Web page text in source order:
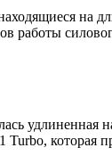
на
которая